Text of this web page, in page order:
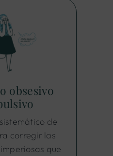
obsesivo
de
corregir las
que